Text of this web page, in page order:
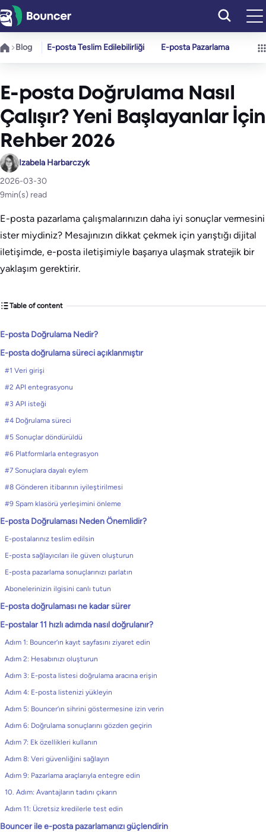
İçeriğe
geç
Blog E-posta Teslim Edilebilirliği E-posta Pazarlama
E-posta Doğrulama Nasıl
Çalışır? Yeni Başlayanlar İçin
Rehber 2026
Izabela Harbarczyk
2026-03-30
9min(s) read
E-posta pazarlama çalışmalarınızın daha iyi sonuçlar vermesini
ister miydiniz? Mesajınızın dikkat çekmek için yarıştığı dijital
iletişimde, e-posta iletişimiyle başarıya ulaşmak stratejik bir
yaklaşım gerektirir.
Table of content
E-posta Doğrulama Nedir?
E-posta doğrulama süreci açıklanmıştır
#1 Veri girişi
#2 API entegrasyonu
#3 API isteği
#4 Doğrulama süreci
#5 Sonuçlar döndürüldü
#6 Platformlarla entegrasyon
#7 Sonuçlara dayalı eylem
#8 Gönderen itibarının iyileştirilmesi
#9 Spam klasörü yerleşimini önleme
E-posta Doğrulaması Neden Önemlidir?
E-postalarınız teslim edilsin
E-posta sağlayıcıları ile güven oluşturun
E-posta pazarlama sonuçlarınızı parlatın
Abonelerinizin ilgisini canlı tutun
E-posta doğrulaması ne kadar sürer
E-postalar 11 hızlı adımda nasıl doğrulanır?
Adım 1: Bouncer’ın kayıt sayfasını ziyaret edin
Adım 2: Hesabınızı oluşturun
Adım 3: E-posta listesi doğrulama aracına erişin
Adım 4: E-posta listenizi yükleyin
Adım 5: Bouncer’ın sihrini göstermesine izin verin
Adım 6: Doğrulama sonuçlarını gözden geçirin
Adım 7: Ek özellikleri kullanın
Adım 8: Veri güvenliğini sağlayın
Adım 9: Pazarlama araçlarıyla entegre edin
10. Adım: Avantajların tadını çıkarın
Adım 11: Ücretsiz kredilerle test edin
Bouncer ile e-posta pazarlamanızı güçlendirin